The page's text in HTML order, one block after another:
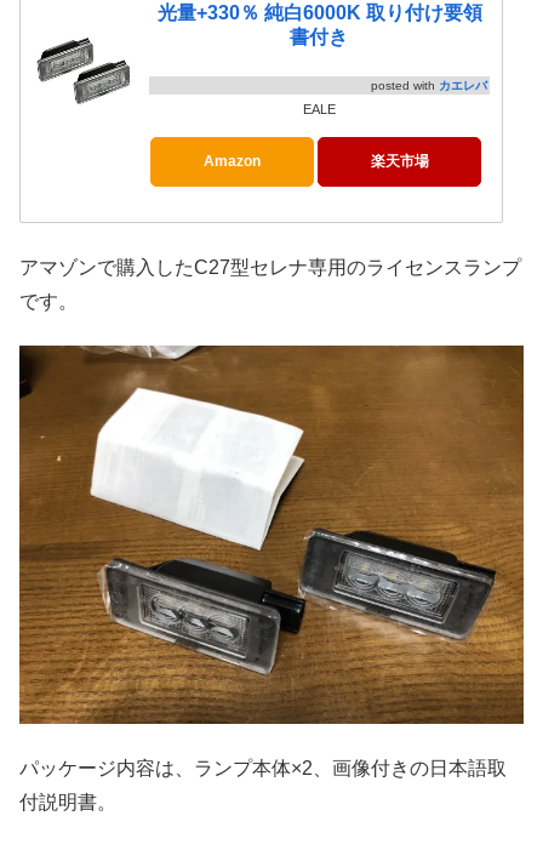
光量+330％ 純白6000K 取り付け要領
書付き
posted with カエレバ
EALE
Amazon 楽天市場
アマゾンで購入したC27型セレナ専用のライセンスランプ
です。
パッケージ内容は、ランプ本体×2、画像付きの日本語取
付説明書。